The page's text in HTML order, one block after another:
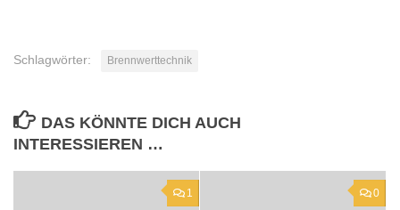
Schlagwörter: Brennwerttechnik
DAS KÖNNTE DICH AUCH
INTERESSIEREN …
1 0